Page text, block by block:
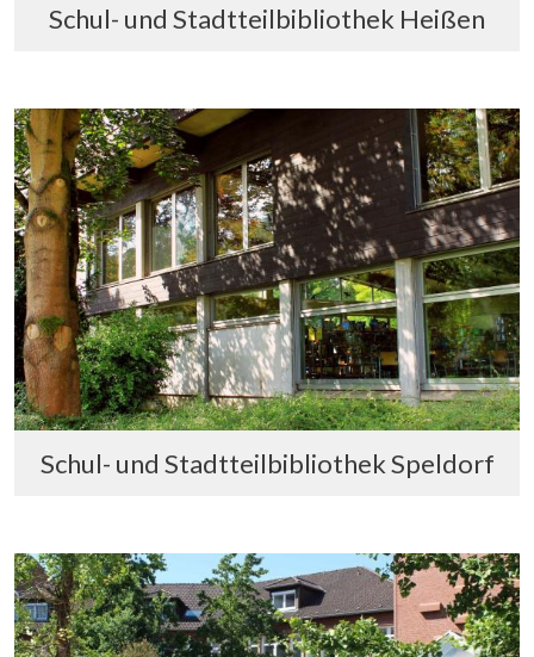
Schul- und Stadtteilbibliothek Heißen
Schul- und Stadtteilbibliothek Speldorf